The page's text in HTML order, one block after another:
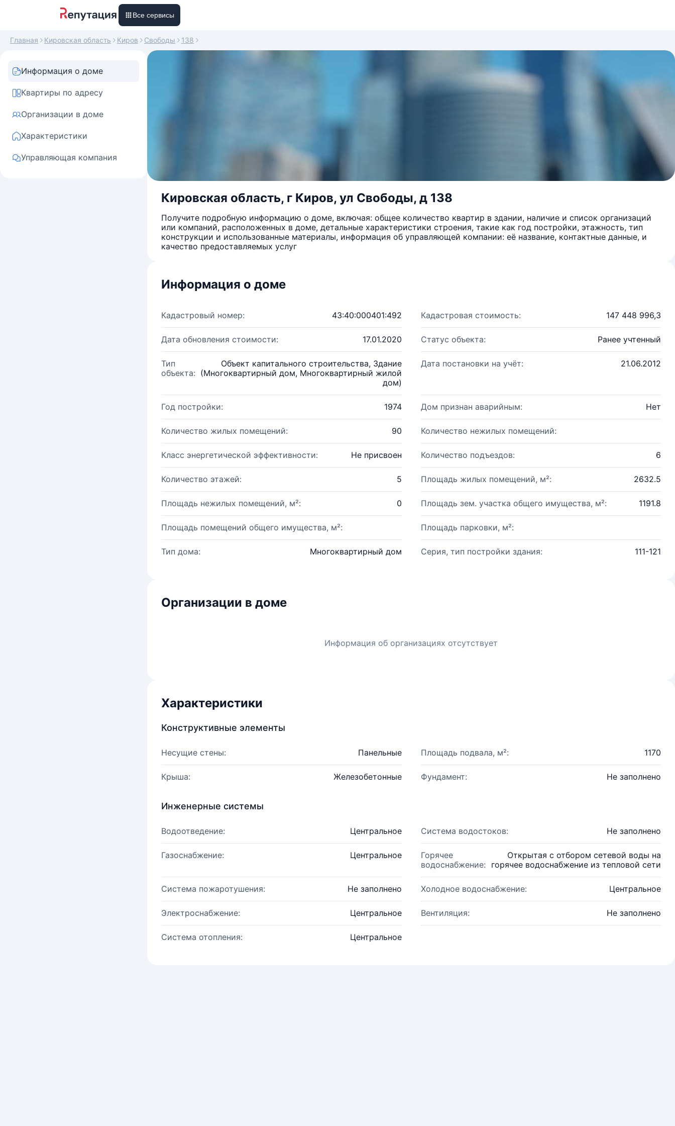
Все сервисы
Главная Кировская область Киров Свободы 138
Информация о доме
Квартиры по адресу
Организации в доме
Характеристики
Управляющая компания
Кировская область, г Киров, ул Свободы, д 138
Получите подробную информацию о доме, включая: общее количество квартир в здании, наличие и список организаций
или компаний, расположенных в доме, детальные характеристики строения, такие как год постройки, этажность, тип
конструкции и использованные материалы, информация об управляющей компании: её название, контактные данные, и
качество предоставляемых услуг
Информация о доме
Кадастровый номер: 43:40:000401:492 Кадастровая стоимость: 147 448 996,3
Дата обновления стоимости: 17.01.2020 Статус объекта: Ранее учтенный
Тип
объекта:
Объект капитального строительства, Здание
(Многоквартирный дом, Многоквартирный жилой
дом)
Дата постановки на учёт: 21.06.2012
Год постройки: 1974 Дом признан аварийным: Нет
Количество жилых помещений: 90 Количество нежилых помещений:
Класс энергетической эффективности: Не присвоен Количество подъездов: 6
Количество этажей: 5 Площадь жилых помещений, м²: 2632.5
Площадь нежилых помещений, м²: 0 Площадь зем. участка общего имущества, м²: 1191.8
Площадь помещений общего имущества, м²: Площадь парковки, м²:
Тип дома: Многоквартирный дом Серия, тип постройки здания: 111-121
Организации в доме
Информация об организациях отсутствует
Характеристики
Конструктивные элементы
Несущие стены: Панельные Площадь подвала, м²: 1170
Крыша: Железобетонные Фундамент: Не заполнено
Инженерные системы
Водоотведение: Центральное Система водостоков: Не заполнено
Газоснабжение: Центральное
Горячее
водоснабжение:
Открытая с отбором сетевой воды на
горячее водоснабжение из тепловой сети
Система пожаротушения: Не заполнено Холодное водоснабжение: Центральное
Электроснабжение: Центральное Вентиляция: Не заполнено
Система отопления: Центральное